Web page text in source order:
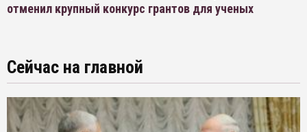
отменил крупный конкурс грантов для ученых
Сейчас на главной